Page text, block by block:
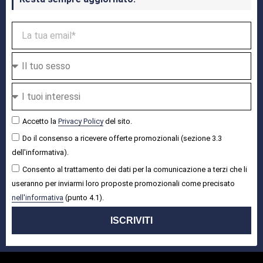
Accetto la Privacy Policydel sito.
Do il consenso a ricevere offerte promozionali (sezione 3.3
dell'informativa).
Consento al trattamento dei dati per la comunicazione a terzi che li
useranno per inviarmi loro proposte promozionali come precisato
nell'informativa (punto 4.1).
ISCRIVITI